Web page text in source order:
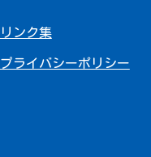
リンク集
プライバシーポリシー